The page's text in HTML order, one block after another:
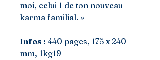
moi, celui 1 de ton nouveau
karma familial. »
Infos : 440 pages, 175 x 240
mm, 1kg19